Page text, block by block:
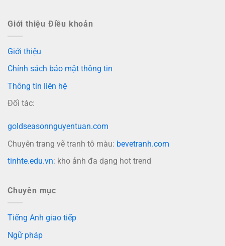
Giới thiệu Điều khoản
Giới thiệu
Chính sách bảo mật thông tin
Thông tin liên hệ
Đối tác:
goldseasonnguyentuan.com
Chuyên trang vẽ tranh tô màu: bevetranh.com
tinhte.edu.vn: kho ảnh đa dạng hot trend
Chuyên mục
Tiếng Anh giao tiếp
Ngữ pháp